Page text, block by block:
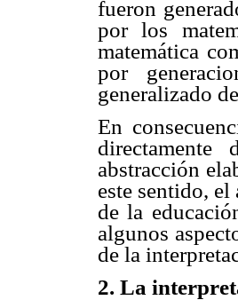
fueron
por los
matemática
por
generalizado
En
abstracción
este sentido,
de la
algunos
de la
2. La